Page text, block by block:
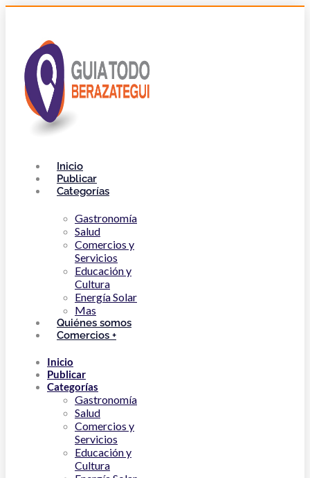
Inicio
Publicar
Categorías
Gastronomía
Salud
Comercios y
Servicios
Educación y
Cultura
Energía Solar
Mas
Quiénes somos
Comercios +
Inicio
Publicar
Categorías
Gastronomía
Salud
Comercios y
Servicios
Educación y
Cultura